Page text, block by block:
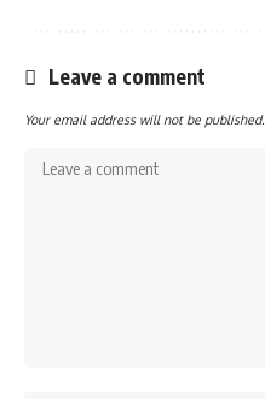
Leave a comment
Your email address will not be published.